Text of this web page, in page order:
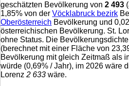
geschätzten Bevölkerung von 2 493
1,85% von der Vöcklabruck bezirk
Oberösterreich Bevölkerung und
österreichischen Bevölkerung. St.
ohne Status. Die
(berechnet mit einer Fläche von
Bevölkerung mit gleich Zeitmaß als
würde (0,69% / Jahr), im 2026 wäre
Lorenz 2 633 wäre.